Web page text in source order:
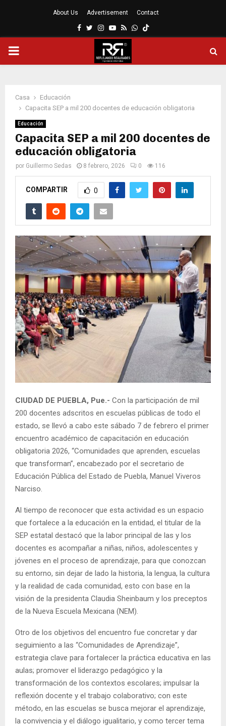
About Us Advertisement Contact
Facebook
Twitter
Instagram
Youtube
RssWhatsapp
MENÚ
Casa
Educación
Capacita SEP a mil 200 docentes de educación obligatoria
Educación
Capacita SEP a mil 200 docentes de
educación obligatoria
por Guillermo Sedas 8 febrero, 2026 0 116
COMPARTIR 0
CIUDAD DE PUEBLA, Pue.- Con la participación de mil
200 docentes adscritos en escuelas públicas de todo el
estado, se llevó a cabo este sábado 7 de febrero el primer
encuentro académico de capacitación en educación
obligatoria 2026, “Comunidades que aprenden, escuelas
que transforman”, encabezado por el secretario de
Educación Pública del Estado de Puebla, Manuel Viveros
Narciso.
Al tiempo de reconocer que esta actividad es un espacio
que fortalece a la educación en la entidad, el titular de la
SEP estatal destacó que la labor principal de las y los
docentes es acompañar a niñas, niños, adolescentes y
jóvenes en el proceso de aprendizaje, para que conozcan
su entorno, sin dejar de lado la historia, la lengua, la cultura
y la realidad de cada comunidad, esto con base en la
visión de la presidenta Claudia Sheinbaum y los preceptos
de la Nueva Escuela Mexicana (NEM).
Otro de los objetivos del encuentro fue concretar y dar
seguimiento a las “Comunidades de Aprendizaje”,
estrategia clave para fortalecer la práctica educativa en las
aulas; promover el liderazgo pedagógico y la
transformación de los contextos escolares; impulsar la
reflexión docente y el trabajo colaborativo; con este
método, en las escuelas se busca mejorar el aprendizaje,
la convivencia y el diálogo igualitario, y como tercer tema